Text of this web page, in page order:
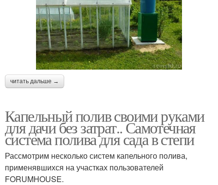
читать дальше →
Капельный полив своими руками
для дачи без затрат.. Самотечная
система полива для сада в степи
Рассмотрим несколько систем капельного полива,
применявшихся на участках пользователей
FORUMHOUSE.